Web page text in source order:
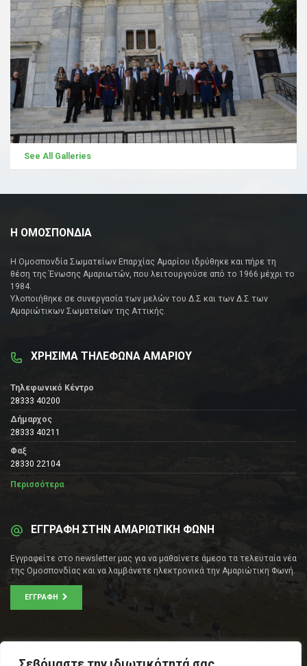
See All Galleries
Η ΟΜΟΣΠΟΝΔΙΑ
Η Ομοσπονδία Σωματείων Επαρχίας Αμαρίου ιδρύθηκε και πήρε τη
θέση της Ένωσης Αμαριωτών, που λειτουργούσε από το 1966 μέχρι το
1984.
Υλοποιήθηκε σε συνεργασία των μελών του Δ.Σ και των Δ.Σ των
Αμαριώτικων Σωματείων της Αττικής.
ΧΡΗΣΙΜΑ ΤΗΛΕΦΩΝΑ ΑΜΑΡΙΟΥ
Τηλεφωνικό Κέντρο
28333 40200
Δήμαρχος
28333 40211
Φαξ
28330 22104
Περισσότερα
ΕΓΓΡΑΦΗ ΣΤΗΝ ΑΜΑΡΙΩΤΙΚΗ ΦΩΝΗ
Εγγραφείτε στο newsletter μας για να μαθαίνετε άμεσα τα τελευταία νέα
της Ομοσπονδίας και να λαμβάνετε ηλεκτρονικά την Αμαριώτικη Φωνή.
ΕΓΓΡΑΦΉ